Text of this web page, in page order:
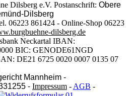
Dilsberg e.V. Postanschrift: Obere
Dilsberg
06223 861424 - Online-Shop 06223
dilsberg.de
Neckartal IBAN:
BIC: GENODE61NGD
DE21 6725 0020 0007 0135 07
Mannheim -
- Impressum - AGB -